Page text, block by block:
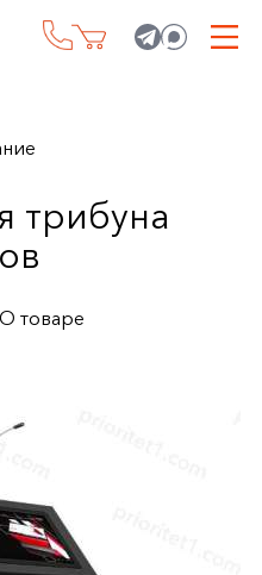
трибуна
О товаре